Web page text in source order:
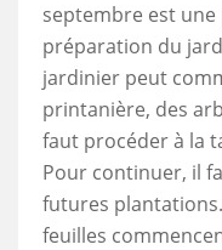
septembre est
préparation du
jardinier peut
printanière, des
faut procéder à la
Pour continuer, il
futures
feuilles